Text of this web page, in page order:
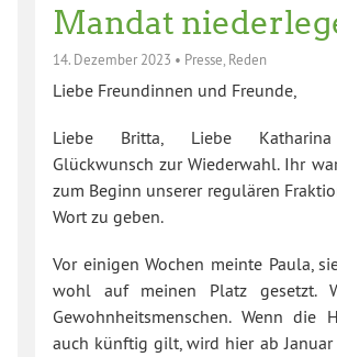
Mandat
14. Dezember 2023 • Presse Reden
Liebe Freundinnen und Freunde,
Liebe Britta, Liebe Katharina
Glückwunsch zur Wiederwahl. Ihr
zum Beginn unserer regulären
Wort zu geben.
Vor einigen Wochen meinte Paula,
wohl auf meinen Platz gesetzt.
Gewohnheitsmenschen. Wenn die
auch künftig gilt, wird hier ab